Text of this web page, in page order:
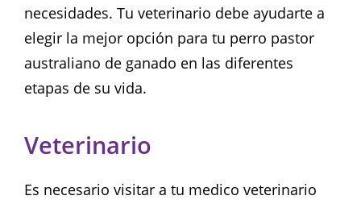
necesidades. Tu veterinario debe ayudarte a
elegir la mejor opción para tu perro pastor
australiano de ganado en las diferentes
etapas de su vida.
Veterinario
Es necesario visitar a tu medico veterinario